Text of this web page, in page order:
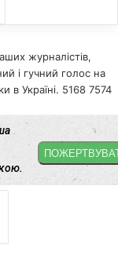
журналістів,
і гучний голос на
в Україні. 5168 7574